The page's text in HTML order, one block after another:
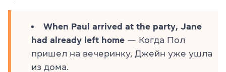
When Paul arrived at the party, Jane
had already left home — Когда Пол
пришел на вечеринку, Джейн уже ушла
из дома.